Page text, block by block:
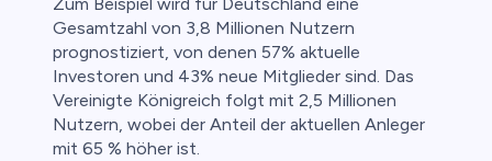
Gesamtzahl von 3,8 Millionen Nutzern
prognostiziert, von denen 57% aktuelle
Investoren und 43% neue Mitglieder sind. Das
Vereinigte Königreich folgt mit 2,5 Millionen
Nutzern, wobei der Anteil der aktuellen Anleger
mit 65 % höher ist.